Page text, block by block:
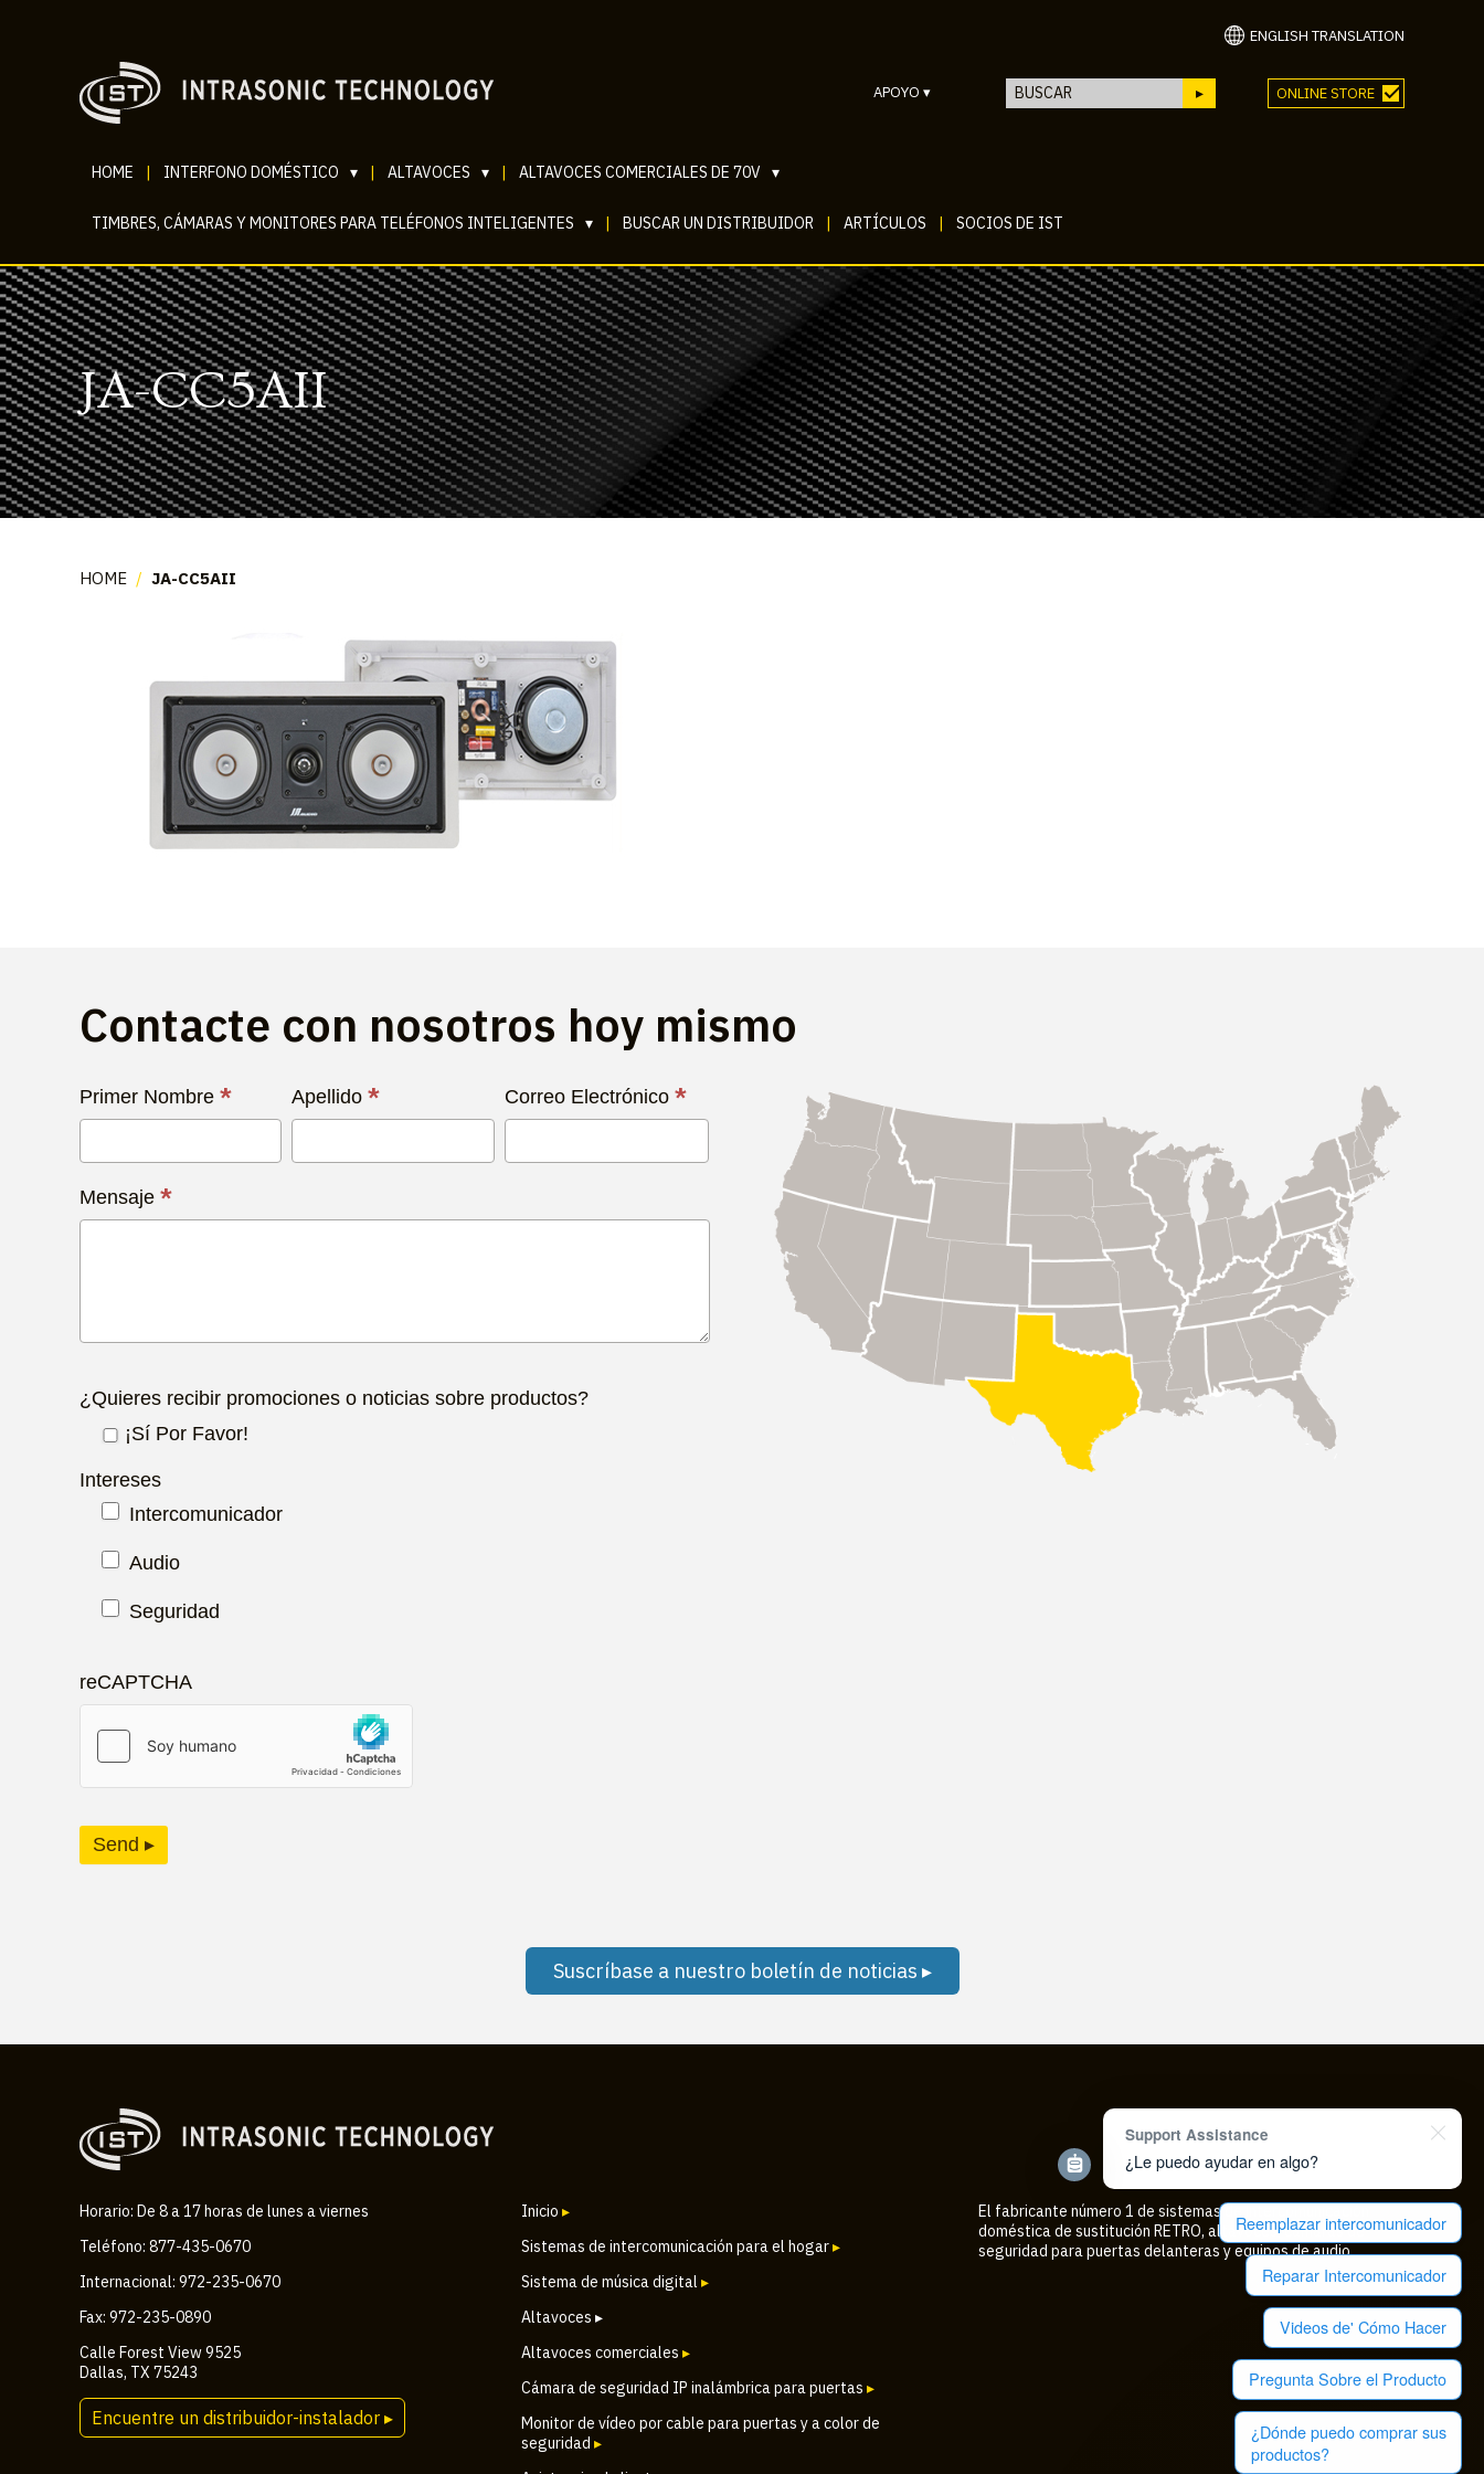
ENGLISH TRANSLATION
APOYO ▾ ONLINE STORE
HOME INTERFONO DOMÉSTICO ▾ ALTAVOCES ▾ ALTAVOCES COMERCIALES DE 70V ▾
TIMBRES, CÁMARAS Y MONITORES PARA TELÉFONOS INTELIGENTES ▾ BUSCAR UN DISTRIBUIDOR ARTÍCULOS SOCIOS DE IST
JA-CC5AII
HOME / JA-CC5AII
Contacte con nosotros hoy mismo
Contacta
con
Hoy
Primer Nombre * Apellido * Correo Electrónico *
Mensaje *
¿Quieres recibir promociones o noticias sobre productos?
¡Sí Por Favor!
Intereses
Intercomunicador
Audio
Seguridad
reCAPTCHA
Send ▸
Suscríbase a nuestro boletín de noticias ▸
Horario: De 8 a 17 horas de lunes a viernes
Teléfono: 877-435-0670
Internacional: 972-235-0670
Fax: 972-235-0890
Calle Forest View 9525
Dallas, TX 75243
Encuentre un distribuidor-instalador ▸
Inicio ▸
Sistemas de intercomunicación para el hogar▸
Sistema de música digital ▸
Altavoces ▸
Altavoces comerciales ▸
Cámara de seguridad IP inalámbrica para puertas ▸
Monitor de vídeo por cable para puertas y a color de
seguridad ▸
El fabricante número 1 de sistemas de intercomunicación
doméstica de sustitución RETRO, altavoces, cámaras de
seguridad para puertas delanteras y equipos de audio
Support Assistance
¿Le puedo ayudar en algo?
Reemplazar intercomunicador
Reparar Intercomunicador
Videos de' Cómo Hacer
Pregunta Sobre el Producto
¿Dónde puedo comprar sus
productos?